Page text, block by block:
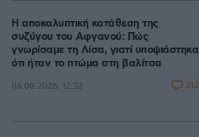
Η αποκαλυπτική κατάθεση της
συζύγου του Αφγανού: Πώς
γνωρίσαμε τη Λίσα, γιατί υποψιάστηκα
ότι ήταν το πτώμα στη βαλίτσα
06.08.2026, 12:32 312